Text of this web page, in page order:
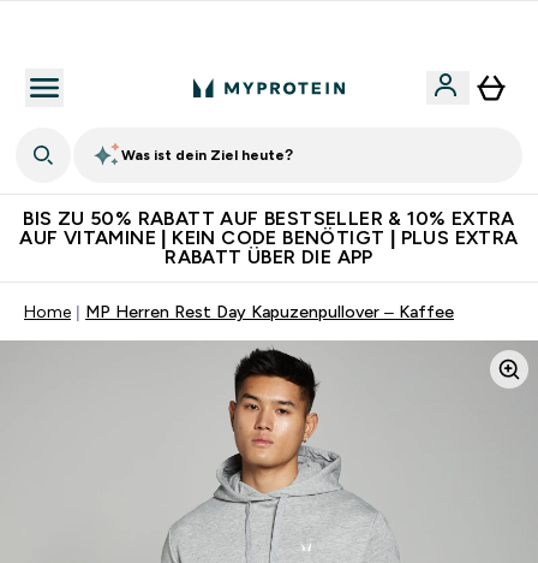
Was ist dein Ziel heute?
BIS ZU 50% RABATT AUF BESTSELLER & 10% EXTRA
AUF VITAMINE | KEIN CODE BENÖTIGT | PLUS EXTRA
RABATT ÜBER DIE APP
Home MP Herren Rest Day Kapuzenpullover – Kaffee